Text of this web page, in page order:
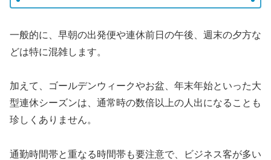
一般的に、早朝の出発便や連休前日の午後、週末の夕方な
どは特に混雑します。
加えて、ゴールデンウィークやお盆、年末年始といった大
型連休シーズンは、通常時の数倍以上の人出になることも
珍しくありません。
通勤時間帯と重なる時間帯も要注意で、ビジネス客が多い